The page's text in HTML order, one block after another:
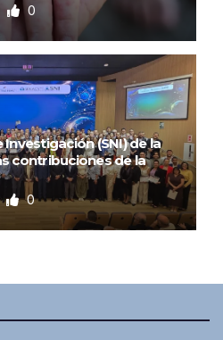
0
(SNI) de la
contribuciones de la
0